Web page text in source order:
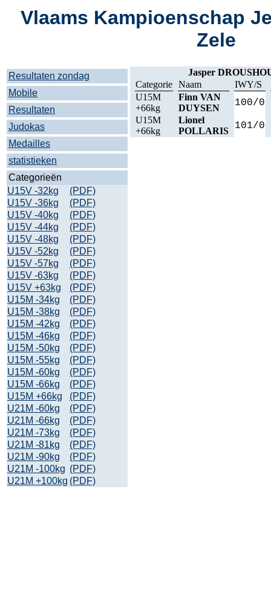
Vlaams Kampioenschap
Zele
Resultaten zondag
Mobile
Resultaten
Judokas
Medailles
statistieken
Categorieën
U15V -32kg
(PDF)
U15V -36kg
(PDF)
U15V -40kg
(PDF)
U15V -44kg
(PDF)
U15V -48kg
(PDF)
U15V -52kg
(PDF)
U15V -57kg
(PDF)
U15V -63kg
(PDF)
U15V +63kg
(PDF)
U15M -34kg
(PDF)
U15M -38kg
(PDF)
U15M -42kg
(PDF)
U15M -46kg
(PDF)
U15M -50kg
(PDF)
U15M -55kg
(PDF)
U15M -60kg
(PDF)
U15M -66kg
(PDF)
U15M +66kg
(PDF)
U21M -60kg
(PDF)
U21M -66kg
(PDF)
U21M -73kg
(PDF)
U21M -81kg
(PDF)
U21M -90kg
(PDF)
U21M -100kg (PDF)
U21M +100kg (PDF)
Jasper
Categorie Naam
IWY/S
U15M
+66kg
Finn VAN
DUYSEN
100/0
U15M
+66kg
Lionel
POLLARIS
101/0